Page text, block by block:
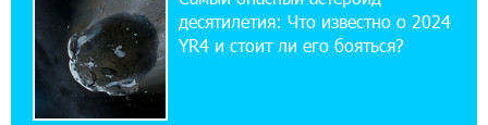
14:44:13 29-07-2026
Состоялось открытие Khachaturian Rooftop
при поддержке IDBank
десятилетия: Что известно о 2024
YR4 и стоит ли его бояться?